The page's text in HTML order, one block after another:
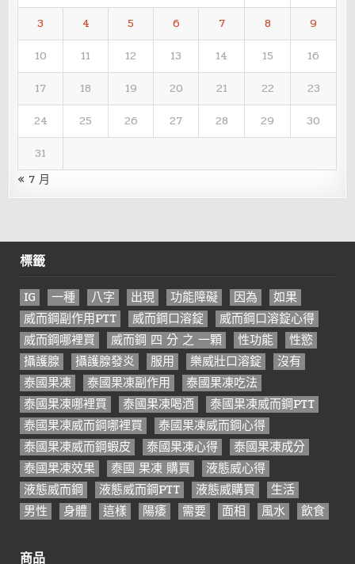
3
4 5 6 7 8
9
10
11 12 13 14 15
16
17
18 19 20 21 22
23
24
25 26 27 28 29
30
31
« 7 月
標籤
IG 一種 八字 出現 功能障礙 因為
如果
威而鋼副作用PTT
威而鋼口溶錠
威而鋼口溶錠心得
威而鋼哪裡買
威而鋼 四 分 之 一顆 性功能
性慾
攝護腺
攝護腺發炎 服用 樂威壯口溶錠
沒有
泰國果凍
泰國果凍副作用
泰國果凍吃法
泰國果凍哪裡買
泰國果凍喝酒
泰國果凍威而鋼PTT
泰國果凍威而鋼哪裡買
泰國果凍威而鋼心得
泰國果凍威而鋼蝦皮
泰國果凍心得
泰國果凍成分
泰國果凍效果
泰國 果凍 購買
液態威心得
液態威而鋼
液態威而鋼PTT 液態威購買
生活
男性
身體 這樣 陽痿 需要 面相 風水 飲食
商品